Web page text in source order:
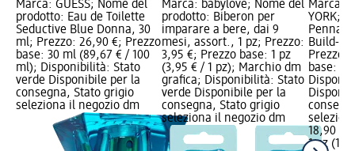
Marca: GUESS; Nome del
prodotto: Eau de Toilette
Seductive Blue Donna, 30
ml; Prezzo: 26,90 €; Prezzo
base: 30 ml (89,67 € / 100
ml); Disponibilità: Stato
verde Disponibile per la
consegna, Stato grigio
seleziona il negozio dm
Marca: babylove; Nome del
prodotto: Biberon per
imparare a bere, dai 9
mesi, assort., 1 pz; Prezzo:
3,95 €; Prezzo base: 1 pz
(3,95 € / 1 pz); Marchio dm
grafica; Disponibilità: Stato
verde Disponibile per la
consegna, Stato grigio
seleziona il negozio dm
Marca:
YORK;
Penna
Build-a-
Prezzo:
base: 1
18,90 €
1 pz